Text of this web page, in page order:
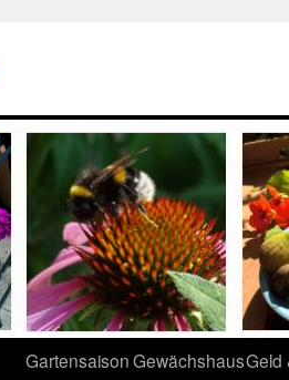
GartensaisonGewächshausGeld